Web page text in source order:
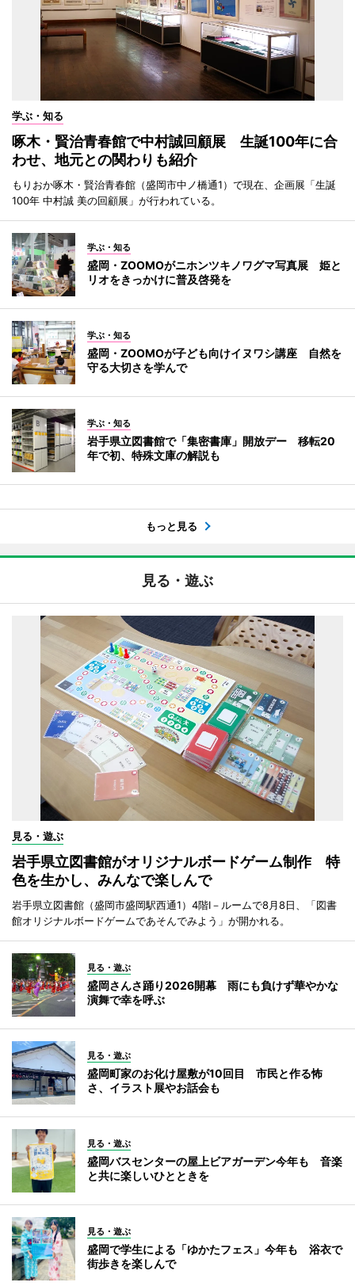
学ぶ・知る
啄木・賢治青春館で中村誠回顧展 生誕100年に合
わせ、地元との関わりも紹介
もりおか啄木・賢治青春館（盛岡市中ノ橋通1）で現在、企画展「生誕
100年 中村誠 美の回顧展」が行われている。
学ぶ・知る
盛岡・ZOOMOがニホンツキノワグマ写真展 姫と
リオをきっかけに普及啓発を
学ぶ・知る
盛岡・ZOOMOが子ども向けイヌワシ講座 自然を
守る大切さを学んで
学ぶ・知る
岩手県立図書館で「集密書庫」開放デー 移転20
年で初、特殊文庫の解説も
もっと見る
見る・遊ぶ
見る・遊ぶ
岩手県立図書館がオリジナルボードゲーム制作 特
色を生かし、みんなで楽しんで
岩手県立図書館（盛岡市盛岡駅西通1）4階I－ルームで8月8日、「図書
館オリジナルボードゲームであそんでみよう」が開かれる。
見る・遊ぶ
盛岡さんさ踊り2026開幕 雨にも負けず華やかな
演舞で幸を呼ぶ
見る・遊ぶ
盛岡町家のお化け屋敷が10回目 市民と作る怖
さ、イラスト展やお話会も
見る・遊ぶ
盛岡バスセンターの屋上ビアガーデン今年も 音楽
と共に楽しいひとときを
見る・遊ぶ
盛岡で学生による「ゆかたフェス」今年も 浴衣で
街歩きを楽しんで